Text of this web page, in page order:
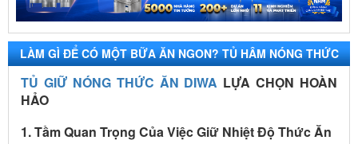
LÀM GÌ ĐỂ CÓ MỘT BỮA ĂN NGON? TỦ HÂM NÓNG THỨC
ĂN DIWA LỰA CHỌN HOÀN HẢO
TỦ GIỮ NÓNG THỨC ĂN DIWA LỰA CHỌN HOÀN
HẢO
1. Tầm Quan Trọng Của Việc Giữ Nhiệt Độ Thức Ăn